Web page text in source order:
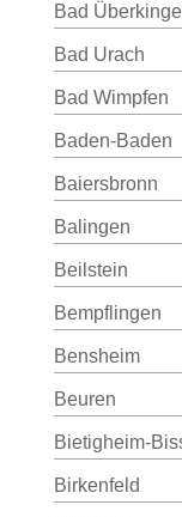
Bad
Bad Urach
Bad Wimpfen
Baden-Baden
Baiersbronn
Balingen
Beilstein
Bempflingen
Bensheim
Beuren
Bietigheim-
Birkenfeld